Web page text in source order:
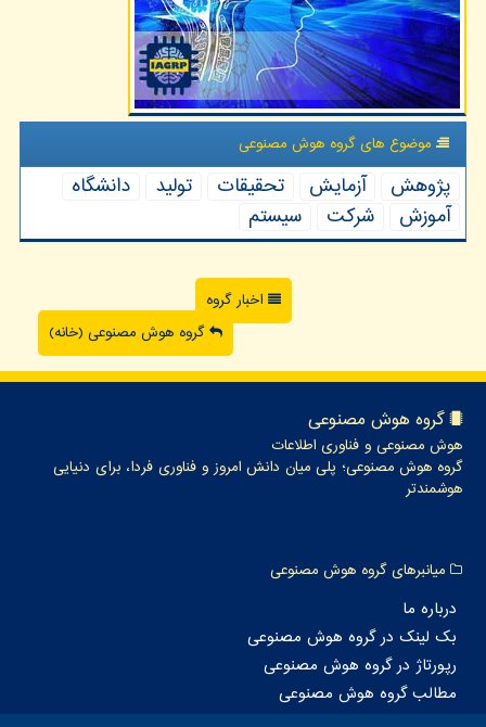
موضوع های گروه هوش مصنوعی
پژوهش آزمایش تحقیقات تولید
دانشگاه
آموزش
شركت سیستم
اخبار گروه
گروه هوش مصنوعی (خانه)
گروه هوش مصنوعی
هوش مصنوعی و فناوری اطلاعات
گروه هوش مصنوعی؛ پلی میان دانش امروز و فناوری فردا، برای دنیایی
هوشمندتر
میانبرهای گروه هوش مصنوعی
درباره ما
بک لینک در گروه هوش مصنوعی
رپورتاژ در گروه هوش مصنوعی
مطالب گروه هوش مصنوعی